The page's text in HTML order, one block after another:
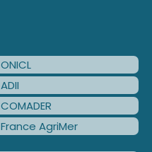
ONICL
ADII
COMADER
France AgriMer